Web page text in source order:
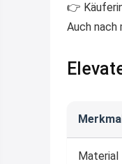
👉
Auch nach
Merkmal
Material